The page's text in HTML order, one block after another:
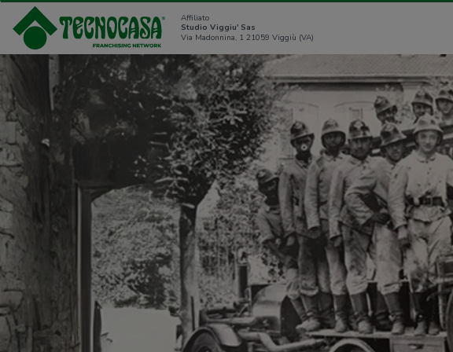
Affiliato
Studio Viggiu' Sas
Via Madonnina, 1 21059 Viggiù (VA)